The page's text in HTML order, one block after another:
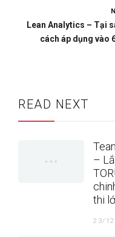
Lean Analytics – Tại
cách áp dụng vào
READ NEXT
–
thi
23/